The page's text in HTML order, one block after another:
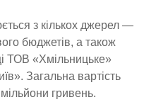
з кількох джерел —
бюджетів, а також
ТОВ «Хмільницьке»
Загальна вартість
мільйони гривень.